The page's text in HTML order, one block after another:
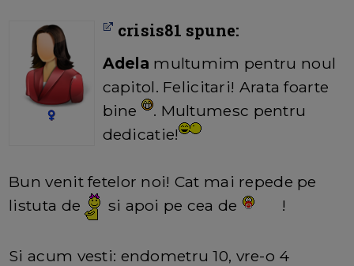
crisis81 spune:
Adela multumim pentru noul
capitol. Felicitari! Arata foarte
bine
. Multumesc pentru
dedicatie!
Bun venit fetelor noi! Cat mai repede pe
listuta de
si apoi pe cea de !
Si acum vesti: endometru 10, vre-o 4